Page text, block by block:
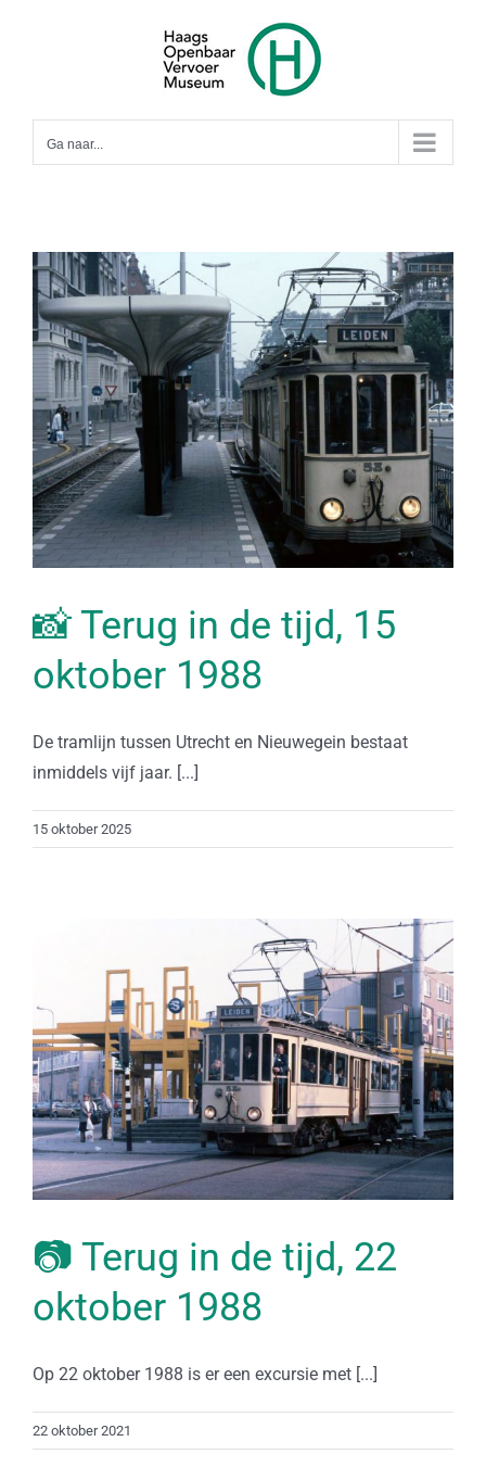
Ga naar...
📸 Terug in de tijd, 15
oktober 1988
De tramlijn tussen Utrecht en Nieuwegein bestaat
inmiddels vijf jaar. [...]
15 oktober 2025
📷 Terug in de tijd, 22
oktober 1988
Op 22 oktober 1988 is er een excursie met [...]
22 oktober 2021